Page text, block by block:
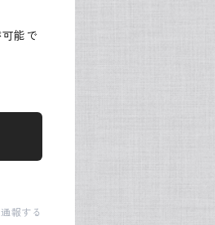
能で
通報する